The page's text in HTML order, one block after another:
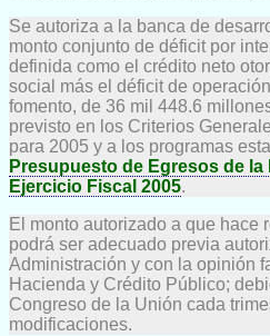
Se autoriza a la banca de
monto conjunto de déficit por
definida como el crédito neto
social más el déficit de
fomento, de 36 mil 448.6
previsto en los Criterios
para 2005 y a los programas
Presupuesto de Egresos de la
Ejercicio Fiscal 2005.
El monto autorizado a que hace
podrá ser adecuado previa
Administración y con la opinión
Hacienda y Crédito Público;
Congreso de la Unión cada
modificaciones.